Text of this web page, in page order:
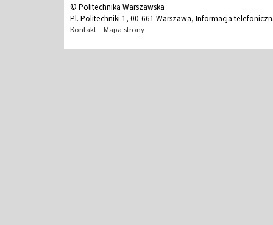
© Politechnika Warszawska
Pl. Politechniki 1, 00-661 Warszawa, Informacja
Kontakt Mapa strony